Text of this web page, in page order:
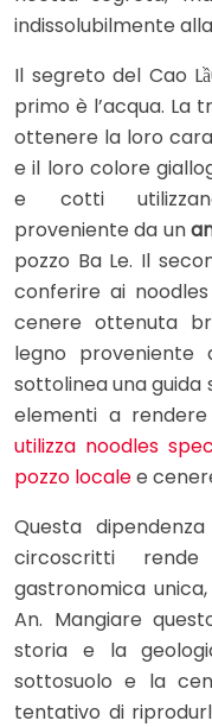
indissolubilmente
Il segreto del Cao
primo è l’acqua. La
ottenere la loro
e il loro colore
e cotti
proveniente da un
pozzo Ba Le. Il
conferire ai
cenere ottenuta
legno proveniente
sottolinea una guida
elementi a
utilizza noodles
pozzo localee
Questa
circoscritti
gastronomica
An. Mangiare
storia e la
sottosuolo e la
tentativo di